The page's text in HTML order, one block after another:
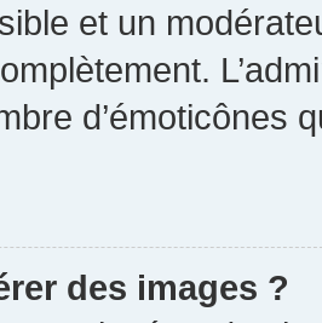
et un
d’émoticônes
des images ?